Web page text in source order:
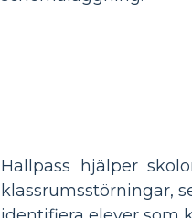
Hallpass hjälper
klassrumsstörningar,